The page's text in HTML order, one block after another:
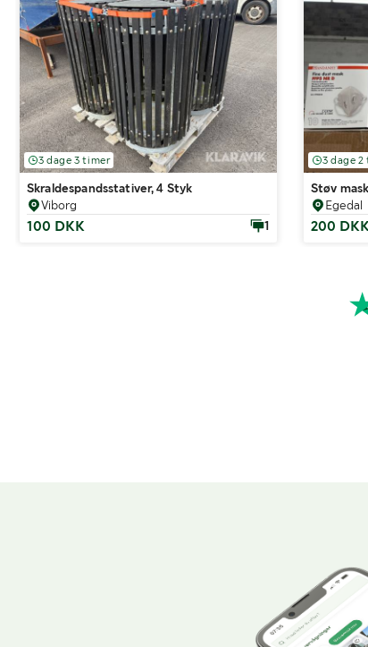
3 dage 3 timer
Skraldespandsstativer, 4 Styk
Viborg
100 DKK 1
3 dage
Støv
Egedal
200 DKK